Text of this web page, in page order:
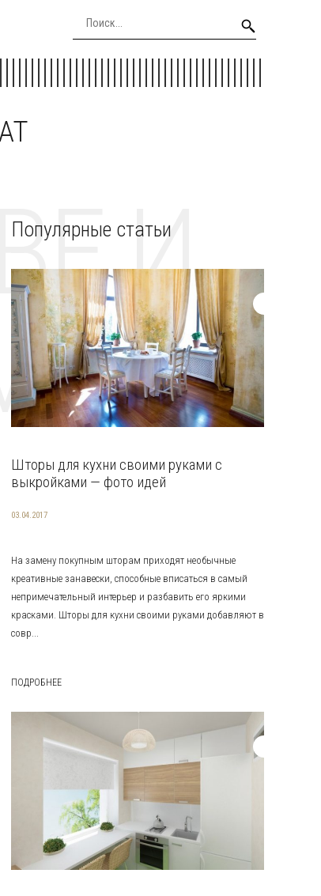
И
Популярные статьи
Шторы для кухни своими руками с
выкройками — фото идей
03.04.2017
На замену покупным шторам приходят необычные
креативные занавески, способные вписаться в самый
непримечательный интерьер и разбавить его яркими
красками. Шторы для кухни своими руками добавляют в
совр...
ПОДРОБНЕЕ